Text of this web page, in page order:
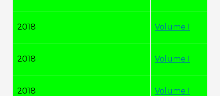
2018 Volume I
2018 Volume I
2018 Volume I